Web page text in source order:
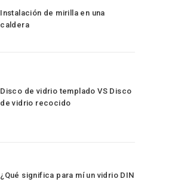
Instalación de mirilla en una
caldera
Disco de vidrio templado VS Disco
de vidrio recocido
¿Qué significa para mí un vidrio DIN